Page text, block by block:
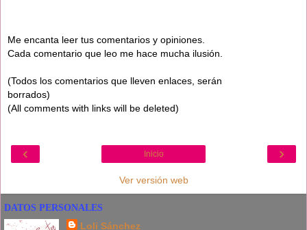
Me encanta leer tus comentarios y opiniones.
Cada comentario que leo me hace mucha ilusión.
(Todos los comentarios que lleven enlaces, serán
borrados)
(All comments with links will be deleted)
‹ ›
Inicio
Ver versión web
DATOS PERSONALES
Loli Sánchez